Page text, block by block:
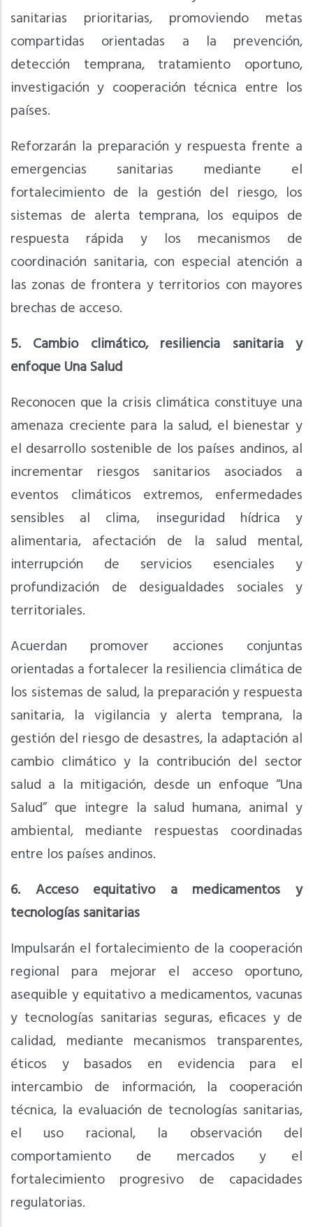
sanitarias prioritarias, promoviendo metas
compartidas orientadas a la prevención,
detección temprana, tratamiento oportuno,
investigación y cooperación técnica entre los
países.
Reforzarán la preparación y respuesta frente a
emergencias sanitarias mediante el
fortalecimiento de la gestión del riesgo, los
sistemas de alerta temprana, los equipos de
respuesta rápida y los mecanismos de
coordinación sanitaria, con especial atención a
las zonas de frontera y territorios con mayores
brechas de acceso.
5. Cambio climático, resiliencia sanitaria y
enfoque Una Salud
Reconocen que la crisis climática constituye una
amenaza creciente para la salud, el bienestar y
el desarrollo sostenible de los países andinos, al
incrementar riesgos sanitarios asociados a
eventos climáticos extremos, enfermedades
sensibles al clima, inseguridad hídrica y
alimentaria, afectación de la salud mental,
interrupción de servicios esenciales y
profundización de desigualdades sociales y
territoriales.
Acuerdan promover acciones conjuntas
orientadas a fortalecer la resiliencia climática de
los sistemas de salud, la preparación y respuesta
sanitaria, la vigilancia y alerta temprana, la
gestión del riesgo de desastres, la adaptación al
cambio climático y la contribución del sector
salud a la mitigación, desde un enfoque “Una
Salud” que integre la salud humana, animal y
ambiental, mediante respuestas coordinadas
entre los países andinos.
6. Acceso equitativo a medicamentos y
tecnologías sanitarias
Impulsarán el fortalecimiento de la cooperación
regional para mejorar el acceso oportuno,
asequible y equitativo a medicamentos, vacunas
y tecnologías sanitarias seguras, eficaces y de
calidad, mediante mecanismos transparentes,
éticos y basados en evidencia para el
intercambio de información, la cooperación
técnica, la evaluación de tecnologías sanitarias,
el uso racional, la observación del
comportamiento de mercados y el
fortalecimiento progresivo de capacidades
regulatorias.